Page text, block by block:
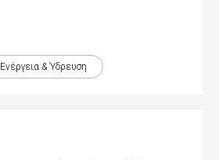
Ενέργεια & Ύδρευση